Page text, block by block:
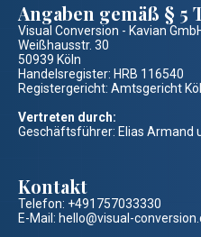
Angaben gemäß § 5
Visual Conversion - Kavian
Weißhausstr. 30
50939 Köln
Handelsregister: HRB 116540
Registergericht: Amtsgericht
Vertreten durch:
Geschäftsführer: Elias Armand
Kontakt
Telefon: +491757033330
E-Mail: hello@visual-